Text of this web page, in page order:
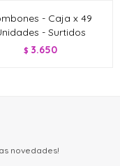
- Caja x 49
- Surtidos
$ 3.650
novedades!